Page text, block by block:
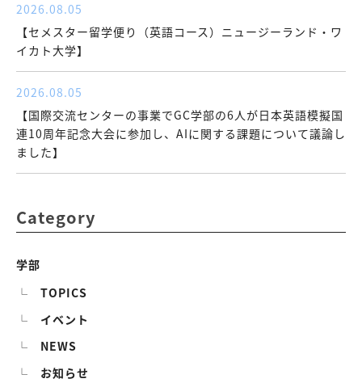
2026.08.05
【セメスター留学便り（英語コース）ニュージーランド・ワ
イカト大学】
2026.08.05
【国際交流センターの事業でGC学部の6人が日本英語模擬国
連10周年記念大会に参加し、AIに関する課題について議論し
ました】
Category
学部
TOPICS
イベント
NEWS
お知らせ